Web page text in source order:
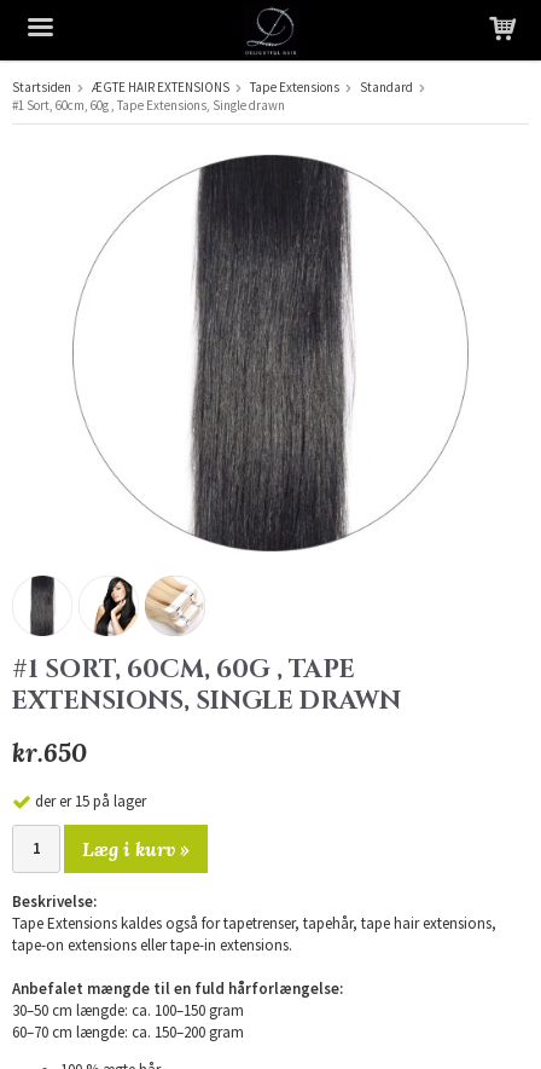
Produktet er blevet tilføjet til din indkøbskurv
Startsiden ÆGTE HAIR EXTENSIONS Tape Extensions
Standard
#1 Sort, 60cm, 60g , Tape Extensions, Single drawn
#1 SORT, 60CM, 60G , TAPE
EXTENSIONS, SINGLE DRAWN
kr.650
der er 15 på lager
Læg i kurv »
Beskrivelse:
Tape Extensions kaldes også for tapetrenser, tapehår, tape hair extensions,
tape-on extensions eller tape-in extensions.
Anbefalet mængde til en fuld hårforlængelse:
30–50 cm længde: ca. 100–150 gram
60–70 cm længde: ca. 150–200 gram